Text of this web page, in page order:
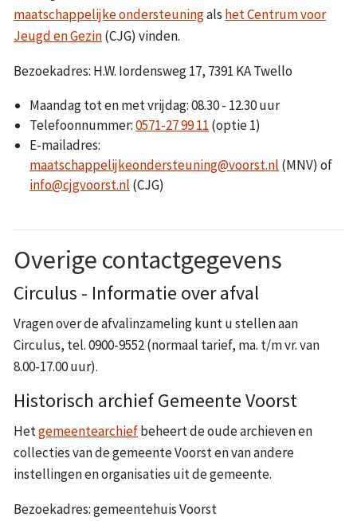
maatschappelijke ondersteuningals het Centrum voor
Jeugd en Gezin(CJG) vinden.
Bezoekadres: H.W. Iordensweg 17, 7391 KA Twello
Maandag tot en met vrijdag: 08.30 - 12.30 uur
Telefoonnummer:0571-27 99 11 (optie 1)
E-mailadres:
maatschappelijkeondersteuning@voorst.nl (MNV) of
info@cjgvoorst.nl (CJG)
Overige contactgegevens
Circulus - Informatie over afval
Vragen over de afvalinzameling kunt u stellen aan
Circulus, tel. 0900-9552 (normaal tarief, ma. t/m vr. van
8.00-17.00 uur).
Historisch archief Gemeente Voorst
Hetgemeentearchiefbeheert de oude archieven en
collecties van de gemeente Voorst en van andere
instellingen en organisaties uit de gemeente.
Bezoekadres: gemeentehuis Voorst